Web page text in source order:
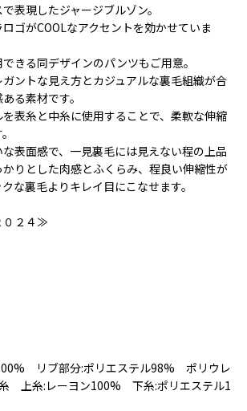
表現したジャージブルゾン。
ゴがCOOLなアクセントを効かせていま
きる同デザインのパンツもご用意。
ントな見え方とカジュアルな裏毛組織が合
る素材です。
表糸と中糸に使用することで、柔軟な伸縮
表面感で、一見裏毛には見えない程の上品
りとした肉感とふくらみ、程良い伸縮性が
な裏毛よりキレイ目にこなせます。
２４≫
リブ部分:ポリエステル98% ポリウレ
上糸:レーヨン100% 下糸:ポリエステル1